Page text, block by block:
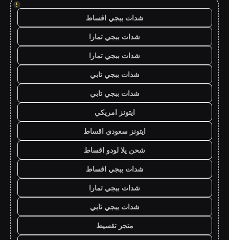
!
شدات ببجي اقساط
شدات ببجي تمارا
شدات ببجي تمارا
شدات ببجي تابي
شدات ببجي تابي
ايتونز امريكي
ايتونز سعودي اقساط
شحن يلا لودو اقساط
شدات ببجي اقساط
شدات ببجي تمارا
شدات ببجي تابي
متجر تقسيط